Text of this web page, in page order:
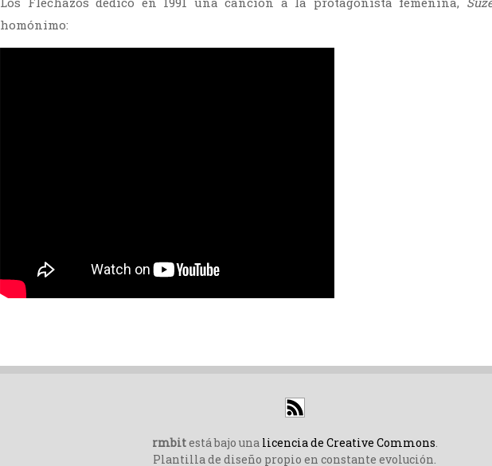
homónimo:
rmbitestá bajo una licencia de Creative Commons.
Plantilla de diseño propio en constante evolución.